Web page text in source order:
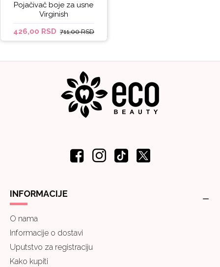
Pojačivač boje za usne
Virginish
426,00 RSD 711,00 RSD
INFORMACIJE
O nama
Informacije o dostavi
Uputstvo za registraciju
Kako kupiti